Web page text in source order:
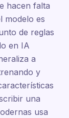
hacen falta
modelo es
de reglas
en IA
a
y
una
usa